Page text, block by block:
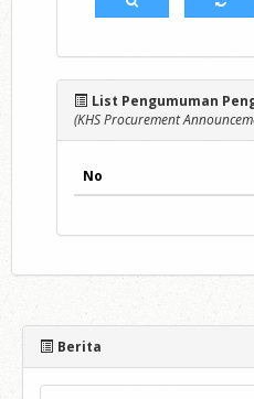
List Pengumuman
(KHS Procurement
No
Berita